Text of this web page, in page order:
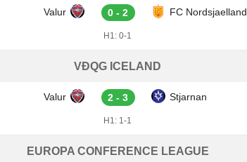
Valur 0 - 2 FC Nordsjaelland
H1: 0-1
VĐQG ICELAND
Valur 2 - 3 Stjarnan
H1: 1-1
EUROPA CONFERENCE LEAGUE